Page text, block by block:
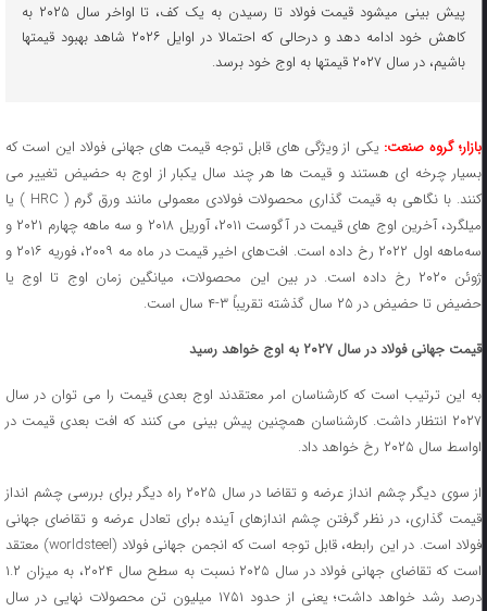
پیش بینی میشود قیمت فولاد تا رسیدن به یک کف، تا اواخر سال ۲۰۲۵ به
کاهش خود ادامه دهد و درحالی که احتمالا در اوایل ۲۰۲۶ شاهد بهبود قیمتها
باشیم، در سال ۲۰۲۷ قیمتها به اوج خود برسد.
بازار؛ گروه صنعت: یکی از ویژگی ‌های قابل توجه قیمت‌ های جهانی فولاد این است که
بسیار چرخه ‌ای هستند و قیمت ‌ها هر چند سال یکبار از اوج به حضیض تغییر می‌
کنند. با نگاهی به قیمت ‌گذاری محصولات فولادی معمولی مانند ورق گرم ( HRC ) یا
میلگرد، آخرین اوج ‌های قیمت در آگوست ۲۰۱۱، آوریل ۲۰۱۸ و سه‌ ماهه چهارم ۲۰۲۱ و
سه‌ماهه اول ۲۰۲۲ رخ داده است. افت‌های اخیر قیمت در ماه مه ۲۰۰۹، فوریه ۲۰۱۶ و
ژوئن ۲۰۲۰ رخ داده است. در بین این محصولات، میانگین زمان اوج تا اوج یا
حضیض تا حضیض در ۲۵ سال گذشته تقریباً ۳-۴ سال است.
قیمت جهانی فولاد در سال ۲۰۲۷ به اوج خواهد رسید
به این ترتیب است که کارشناسان امر معتقدند اوج بعدی قیمت را می ‌توان در سال
۲۰۲۷ انتظار داشت. کارشناسان همچنین پیش‌ بینی می‌ کنند که افت بعدی قیمت در
اواسط سال ۲۰۲۵ رخ خواهد داد.
از سوی دیگر چشم ‌انداز عرضه و تقاضا در سال ۲۰۲۵ راه دیگر برای بررسی چشم ‌انداز
قیمت ‌گذاری، در نظر گرفتن چشم ‌اندازهای آینده برای تعادل عرضه و تقاضای جهانی
فولاد است. در این رابطه، قابل توجه است که انجمن جهانی فولاد (worldsteel) معتقد
است که تقاضای جهانی فولاد در سال ۲۰۲۵ نسبت به سطح سال ۲۰۲۴، به میزان ۱.۲
درصد رشد خواهد داشت؛ یعنی از حدود ۱۷۵۱ میلیون تن محصولات نهایی در سال